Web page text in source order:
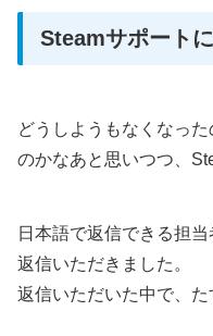
Steamサポート
どうしようもなくなっ
のかなあと思いつつ、
日本語で返信できる担
返信いただきました。
返信いただいた中で、た